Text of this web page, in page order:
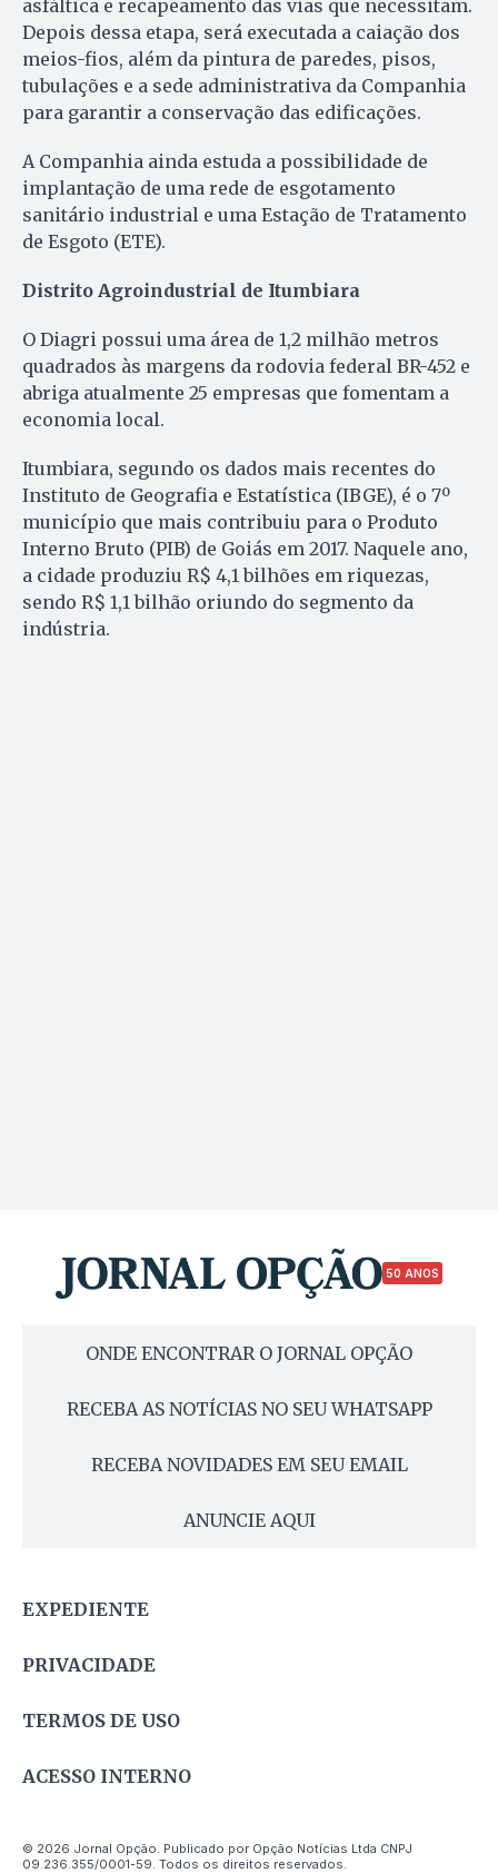
asfáltica e recapeamento das vias que necessitam.
Depois dessa etapa, será executada a caiação dos
meios-fios, além da pintura de paredes, pisos,
tubulações e a sede administrativa da Companhia
para garantir a conservação das edificações.
A Companhia ainda estuda a possibilidade de
implantação de uma rede de esgotamento
sanitário industrial e uma Estação de Tratamento
de Esgoto (ETE).
Distrito Agroindustrial de Itumbiara
O Diagri possui uma área de 1,2 milhão metros
quadrados às margens da rodovia federal BR-452 e
abriga atualmente 25 empresas que fomentam a
economia local.
Itumbiara, segundo os dados mais recentes do
Instituto de Geografia e Estatística (IBGE), é o 7º
município que mais contribuiu para o Produto
Interno Bruto (PIB) de Goiás em 2017. Naquele ano,
a cidade produziu R$ 4,1 bilhões em riquezas,
sendo R$ 1,1 bilhão oriundo do segmento da
indústria.
50 ANOS
ONDE ENCONTRAR O JORNAL OPÇÃO
RECEBA AS NOTÍCIAS NO SEU WHATSAPP
RECEBA NOVIDADES EM SEU EMAIL
ANUNCIE AQUI
EXPEDIENTE
PRIVACIDADE
TERMOS DE USO
ACESSO INTERNO
© 2026 Jornal Opção. Publicado por Opção Notícias Ltda CNPJ
09.236.355/0001-59. Todos os direitos reservados.